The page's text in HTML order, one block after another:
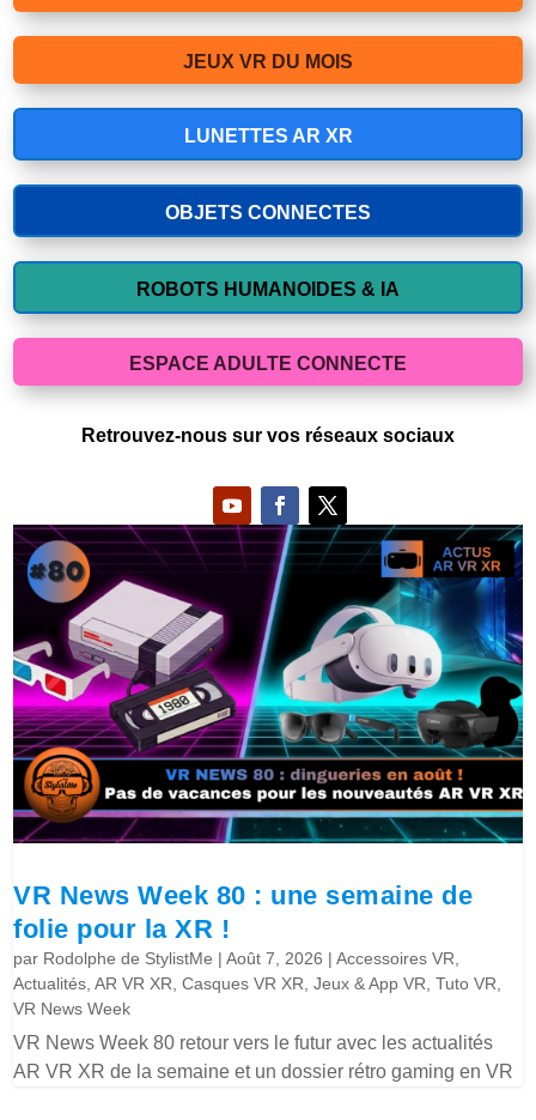
JEUX VR DU MOIS
LUNETTES AR XR
OBJETS CONNECTES
ROBOTS HUMANOIDES & IA
ESPACE ADULTE CONNECTE
Retrouvez-nous sur vos réseaux sociaux
VR News Week 80 : une semaine de
folie pour la XR !
par Rodolphe de StylistMe |Août 7, 2026 |Accessoires VR,
Actualités,AR VR XR,Casques VR XR,Jeux & App VR,Tuto VR,
VR News Week
VR News Week 80 retour vers le futur avec les actualités
AR VR XR de la semaine et un dossier rétro gaming en VR